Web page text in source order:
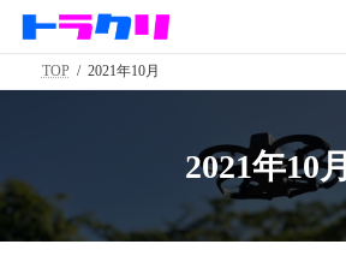
ツ
ッ
シ
移
TOP 2021年10月
2021年10月